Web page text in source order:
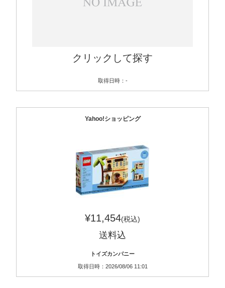
クリックして探す
取得日時：-
Yahoo!ショッピング
¥11,454(税込)
送料込
トイズカンパニー
取得日時：2026/08/06 11:01